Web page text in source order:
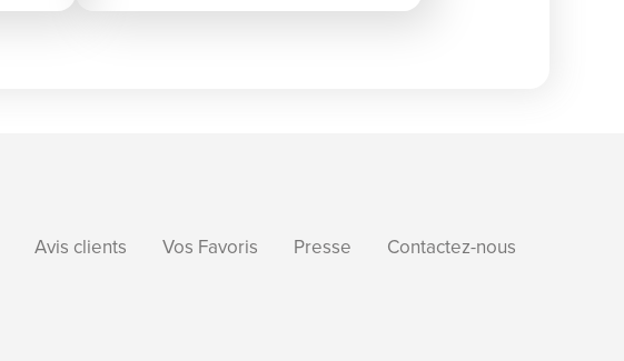
Avis clients Vos Favoris Presse Contactez-nous